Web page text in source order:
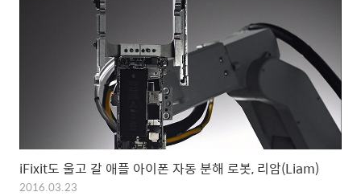
iFixit도 울고 갈 애플 아이폰 자동 분해 로봇, 리암(Liam)
2016.03.23